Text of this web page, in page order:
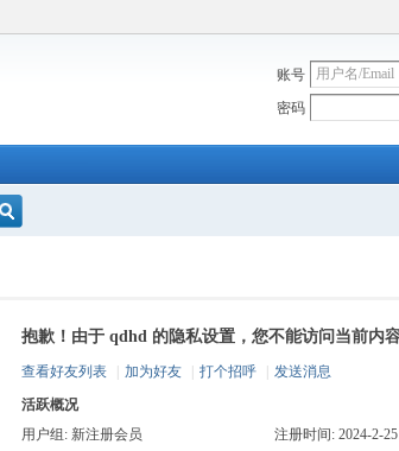
账号
密码
抱歉！由于 qdhd 的隐私设置，您不能访问当前内
查看好友列表 加为好友 打个招呼
发送消息
活跃概况
用户组: 新注册会员
注册时间: 2024-2-